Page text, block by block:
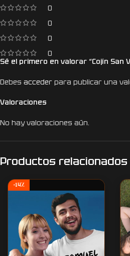
0
0
0
0
Valoraciones
No hay valoraciones aún.
Sé el primero en valorar “Cojín San
Debes acceder para publicar una
Productos relacionados
-14%